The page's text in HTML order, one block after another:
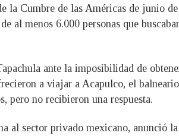
la Cumbre de las Américas de junio
al menos 6.000 personas que
ante la imposibilidad de
a viajar a Acapulco, el
pero no recibieron una respuesta.
al sector privado mexicano, anunció